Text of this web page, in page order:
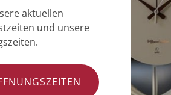
aktuellen
und unsere